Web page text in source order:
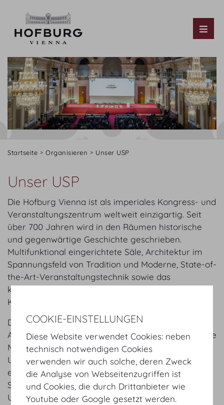
Startseite Organisieren Unser USP
Unser USP
Die Hofburg Vienna ist als imperiales Kongress- und
Veranstaltungszentrum weltweit einzigartig. Seit
über 700 Jahren wird in den Räumen historische
und gegenwärtige Geschichte geschrieben.
Multifunktional eingerichtete Säle, Architektur im
Spannungsfeld von Tradition und Moderne, State-of-
the-Art-Veranstaltungstechnik sowie das
kundenorientierte, persönliche Service machen das
Kongresszentrum zum Center of Excellence.
Die Lage im Zentrum Wiens ist ein weiteres
Alleinstellungsmerkmal. Kulturelle Einrichtungen wie
Museen, Staatsoper und Theater, aber auch einige
Universitäten sind nur in wenige Gehminuten
entfernt. Genauso liegen Hotels, Restaurants und
Shopping-Möglichkeiten in unmittelbarer
Umgebung. Genau hier schlägt das Herz Europas.
COOKIE-EINSTELLUNGEN
Diese Website verwendet Cookies: neben
technisch notwendigen Cookies
verwenden wir auch solche, deren Zweck
die Analyse von Webseitenzugriffen ist
und Cookies, die durch Drittanbieter wie
Youtube oder Google gesetzt werden.